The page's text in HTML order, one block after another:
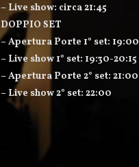
– Live show: circa 21:45
DOPPIO SET
– Apertura Porte 1° set: 19:00
– Live show 1° set: 19:30-20:15
– Apertura Porte 2° set: 21:00
– Live show 2° set: 22:00